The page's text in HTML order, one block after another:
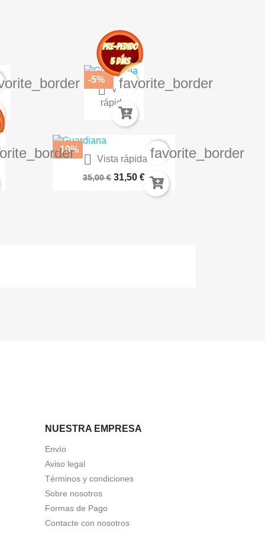
 Vista
rápida
Blue Lock Nº 4
8,50 € 8,07 €
-5% favorite_border
 Vista rápida
Spawn Integral Nº 03 (Español)
35,00 € 31,50 €
-10% favorite_border
NUESTRA EMPRESA
Envío
Aviso legal
Términos y condiciones
Sobre nosotros
Formas de Pago
Contacte con nosotros